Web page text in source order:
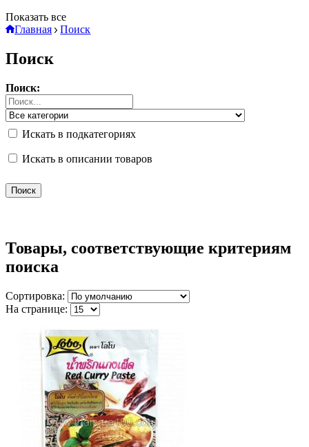
Показать все
Главная
Поиск
Поиск
Поиск:
Искать в подкатегориях
Искать в описании товаров
Товары, соответствующие критериям
поиска
Сортировка:
На странице: